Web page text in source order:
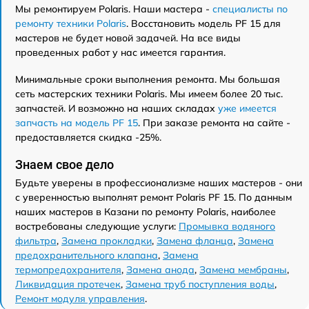
Мы ремонтируем Polaris. Наши мастера - специалисты по
ремонту техники Polaris. Восстановить модель PF 15 для
мастеров не будет новой задачей. На все виды
проведенных работ у нас имеется гарантия.
Минимальные сроки выполнения ремонта. Мы большая
сеть мастерских техники Polaris. Мы имеем более 20 тыс.
запчастей. И возможно на наших складах уже имеется
запчасть на модель PF 15. При заказе ремонта на сайте -
предоставляется скидка -25%.
Знаем свое дело
Будьте уверены в профессионализме наших мастеров - они
с уверенностью выполнят ремонт Polaris PF 15. По данным
наших мастеров в Казани по ремонту Polaris, наиболее
востребованы следующие услуги: Промывка водяного
фильтра, Замена прокладки, Замена фланца, Замена
предохранительного клапана, Замена
термопредохранителя, Замена анода, Замена мембраны,
Ликвидация протечек, Замена труб поступления воды,
Ремонт модуля управления.